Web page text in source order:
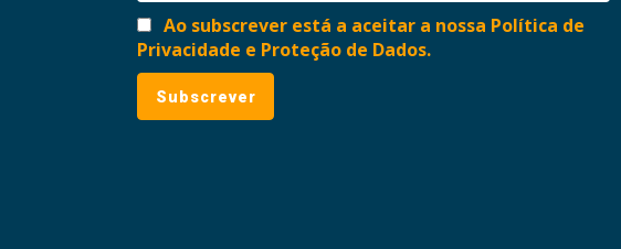
Ao subscrever está a aceitar a nossa Política de
Privacidade e Proteção de Dados.